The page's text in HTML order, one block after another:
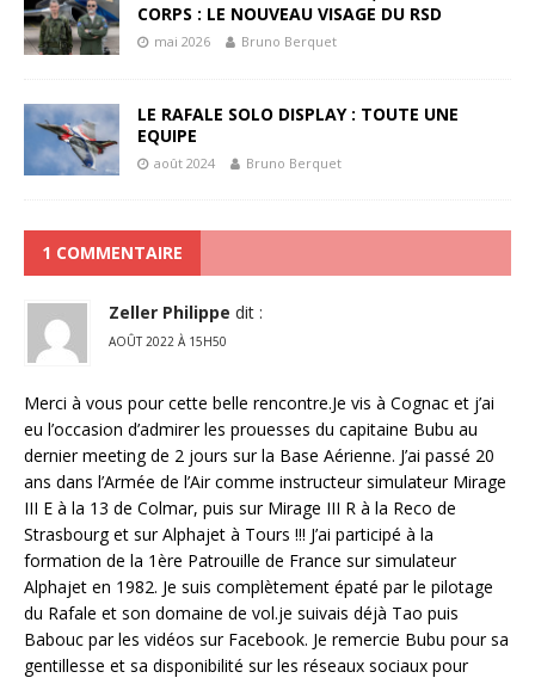
CORPS : LE NOUVEAU VISAGE DU RSD
mai 2026 Bruno Berquet
LE RAFALE SOLO DISPLAY : TOUTE UNE
EQUIPE
août 2024 Bruno Berquet
1 COMMENTAIRE
Zeller Philippe dit :
AOÛT 2022 À 15H50
Merci à vous pour cette belle rencontre.Je vis à Cognac et j’ai
eu l’occasion d’admirer les prouesses du capitaine Bubu au
dernier meeting de 2 jours sur la Base Aérienne. J’ai passé 20
ans dans l’Armée de l’Air comme instructeur simulateur Mirage
III E à la 13 de Colmar, puis sur Mirage III R à la Reco de
Strasbourg et sur Alphajet à Tours !!! J’ai participé à la
formation de la 1ère Patrouille de France sur simulateur
Alphajet en 1982. Je suis complètement épaté par le pilotage
du Rafale et son domaine de vol.je suivais déjà Tao puis
Babouc par les vidéos sur Facebook. Je remercie Bubu pour sa
gentillesse et sa disponibilité sur les réseaux sociaux pour